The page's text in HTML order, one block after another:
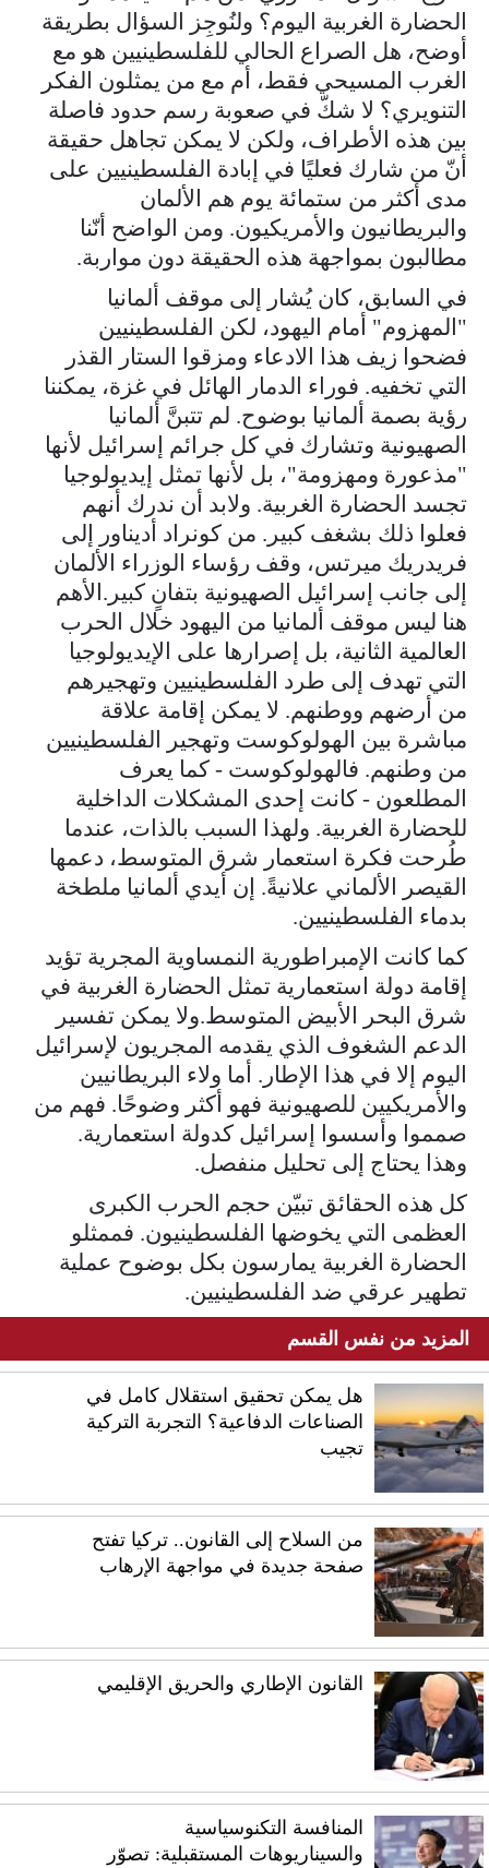
الحضارة الغربية اليوم؟ ولنُوجِز السؤال بطريقة
أوضح، هل الصراع الحالي للفلسطينيين هو مع
الغرب المسيحي فقط، أم مع من يمثلون الفكر
التنويري؟ لا شكّ في صعوبة رسم حدود فاصلة
بين هذه الأطراف، ولكن لا يمكن تجاهل حقيقة
أنّ من شارك فعليًا في إبادة الفلسطينيين على
مدى أكثر من ستمائة يوم هم الألمان
والبريطانيون والأمريكيون. ومن الواضح أنّنا
مطالبون بمواجهة هذه الحقيقة دون مواربة.
في السابق، كان يُشار إلى موقف ألمانيا
"المهزوم" أمام اليهود، لكن الفلسطينيين
فضحوا زيف هذا الادعاء ومزقوا الستار القذر
التي تخفيه. فوراء الدمار الهائل في غزة، يمكننا
رؤية بصمة ألمانيا بوضوح. لم تتبنَّ ألمانيا
الصهيونية وتشارك في كل جرائم إسرائيل لأنها
"مذعورة ومهزومة"، بل لأنها تمثل إيديولوجيا
تجسد الحضارة الغربية. ولابد أن ندرك أنهم
فعلوا ذلك بشغف كبير. من كونراد أديناور إلى
فريدريك ميرتس، وقف رؤساء الوزراء الألمان
إلى جانب إسرائيل الصهيونية بتفانٍ كبير.الأهم
هنا ليس موقف ألمانيا من اليهود خلال الحرب
العالمية الثانية، بل إصرارها على الإيديولوجيا
التي تهدف إلى طرد الفلسطينيين وتهجيرهم
من أرضهم ووطنهم. لا يمكن إقامة علاقة
مباشرة بين الهولوكوست وتهجير الفلسطينيين
من وطنهم. فالهولوكوست - كما يعرف
المطلعون - كانت إحدى المشكلات الداخلية
للحضارة الغربية. ولهذا السبب بالذات، عندما
طُرحت فكرة استعمار شرق المتوسط، دعمها
القيصر الألماني علانيةً. إن أيدي ألمانيا ملطخة
بدماء الفلسطينيين.
كما كانت الإمبراطورية النمساوية المجرية تؤيد
إقامة دولة استعمارية تمثل الحضارة الغربية في
شرق البحر الأبيض المتوسط.ولا يمكن تفسير
الدعم الشغوف الذي يقدمه المجريون لإسرائيل
اليوم إلا في هذا الإطار. أما ولاء البريطانيين
والأمريكيين للصهيونية فهو أكثر وضوحًا. فهم من
صمموا وأسسوا إسرائيل كدولة استعمارية.
وهذا يحتاج إلى تحليل منفصل.
كل هذه الحقائق تبيّن حجم الحرب الكبرى
العظمى التي يخوضها الفلسطينيون. فممثلو
الحضارة الغربية يمارسون بكل بوضوح عملية
تطهير عرقي ضد الفلسطينيين.
المزيد من نفس القسم
هل يمكن تحقيق استقلال كامل في
الصناعات الدفاعية؟ التجربة التركية
تجيب
من السلاح إلى القانون.. تركيا تفتح
صفحة جديدة في مواجهة الإرهاب
القانون الإطاري والحريق الإقليمي
المنافسة التكنوسياسية
والسيناريوهات المستقبلية: تصوّر